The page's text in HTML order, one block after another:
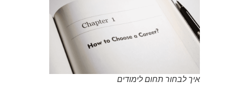
איך לבחור תחום לימודים